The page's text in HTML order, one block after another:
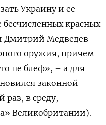
Украину и ее
бесчисленных красных
Дмитрий Медведев
оружия, причем
не блеф», – а для
законной
раз, в среду, –
Великобритании).